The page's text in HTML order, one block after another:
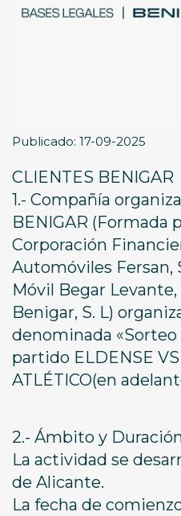
Publicado: 17-09-2025
CLIENTES BENIGAR
1.- Compañía
BENIGAR (Formada
Corporación
Automóviles Fersan,
Móvil Begar
Benigar, S. L)
denominada «Sorteo
partido ELDENSE
ATLÉTICO(en
2.- Ámbito y
La actividad se
de Alicante.
La fecha de